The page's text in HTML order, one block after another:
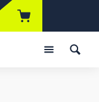
Produkte auf dem